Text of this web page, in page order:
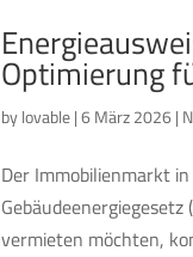
Optimierung
bylovable|6 März 2026|
Der Immobilienmarkt
vermieten möchten,